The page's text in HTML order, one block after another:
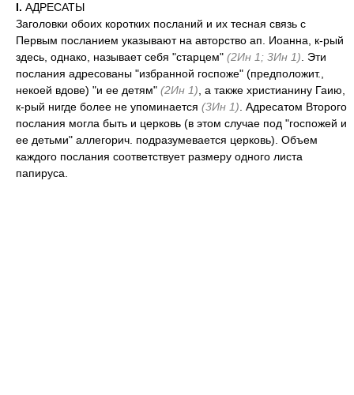
I. АДРЕСАТЫ
Заголовки обоих коротких посланий и их тесная связь с
Первым посланием указывают на авторство ап. Иоанна, к-рый
здесь, однако, называет себя "старцем" (2Ин 1; 3Ин 1) . Эти
послания адресованы "избранной госпоже" (предположит.,
некоей вдове) "и ее детям" (2Ин 1) , а также христианину Гаию,
к-рый нигде более не упоминается (3Ин 1) . Адресатом Второго
послания могла быть и церковь (в этом случае под "госпожей и
ее детьми" аллегорич. подразумевается церковь). Объем
каждого послания соответствует размеру одного листа
папируса.